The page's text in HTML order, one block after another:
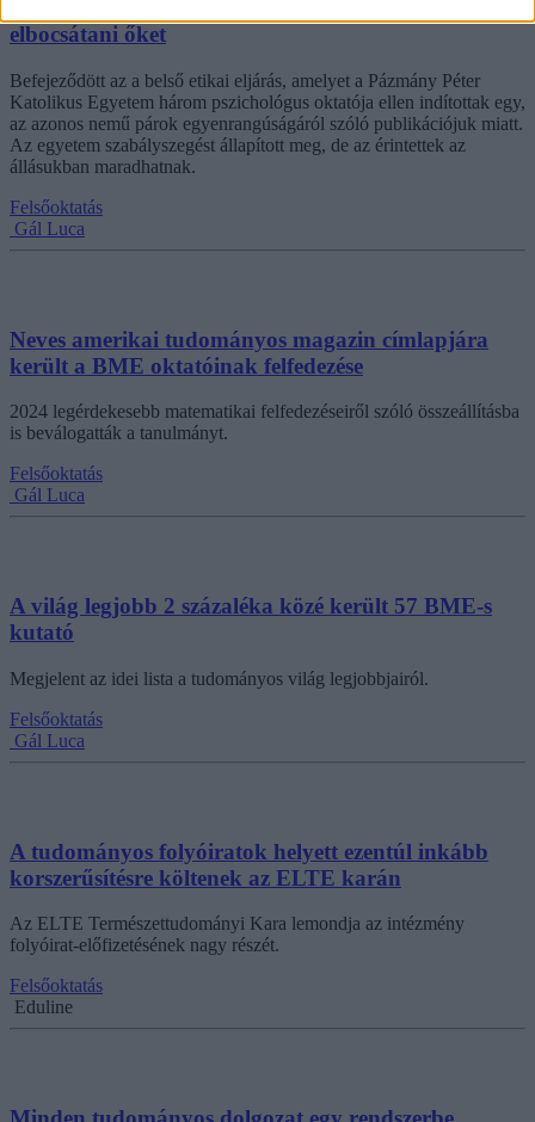
elbocsátani őket
Befejeződött az a belső etikai eljárás, amelyet a Pázmány Péter
Katolikus Egyetem három pszichológus oktatója ellen indítottak egy,
az azonos nemű párok egyenrangúságáról szóló publikációjuk miatt.
Az egyetem szabályszegést állapított meg, de az érintettek az
állásukban maradhatnak.
Felsőoktatás
Gál Luca
Neves amerikai tudományos magazin címlapjára
került a BME oktatóinak felfedezése
2024 legérdekesebb matematikai felfedezéseiről szóló összeállításba
is beválogatták a tanulmányt.
Felsőoktatás
Gál Luca
A világ legjobb 2 százaléka közé került 57 BME-s
kutató
Megjelent az idei lista a tudományos világ legjobbjairól.
Felsőoktatás
Gál Luca
A tudományos folyóiratok helyett ezentúl inkább
korszerűsítésre költenek az ELTE karán
Az ELTE Természettudományi Kara lemondja az intézmény
folyóirat-előfizetésének nagy részét.
Felsőoktatás
Eduline